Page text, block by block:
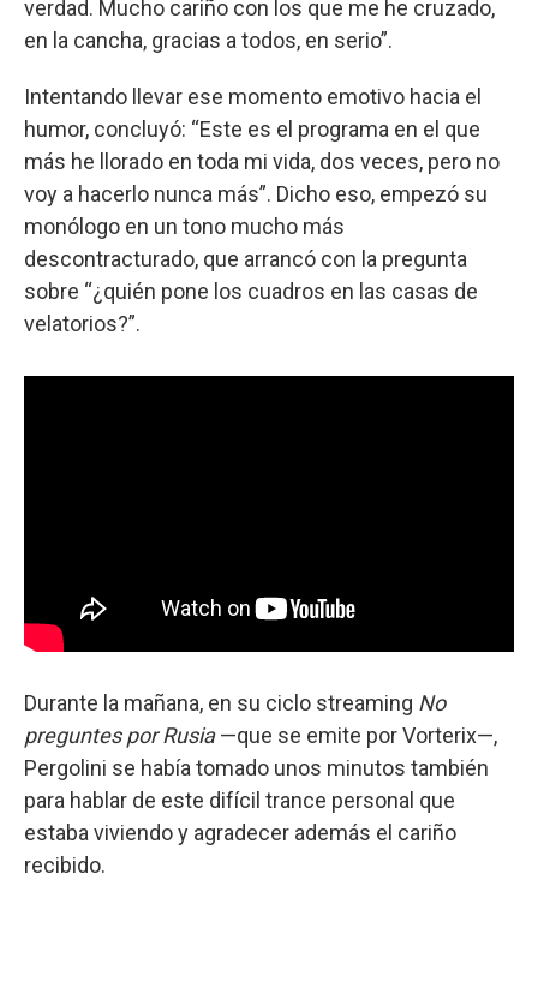
verdad. Mucho cariño con los que me he cruzado,
en la cancha, gracias a todos, en serio”.
Intentando llevar ese momento emotivo hacia el
humor, concluyó: “Este es el programa en el que
más he llorado en toda mi vida, dos veces, pero no
voy a hacerlo nunca más”. Dicho eso, empezó su
monólogo en un tono mucho más
descontracturado, que arrancó con la pregunta
sobre “¿quién pone los cuadros en las casas de
velatorios?”.
Durante la mañana, en su ciclo streaming No
preguntes por Rusia—que se emite por Vorterix—,
Pergolini se había tomado unos minutos también
para hablar de este difícil trance personal que
estaba viviendo y agradecer además el cariño
recibido.